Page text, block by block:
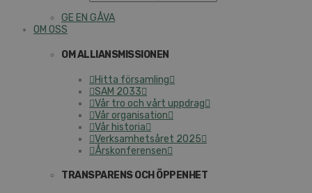
GE EN GÅVA
OM OSS
OM ALLIANSMISSIONEN
Hitta församling
SAM 2033
Vår tro och vårt uppdrag
Vår organisation
Vår historia
Verksamhetsåret 2025
Årskonferensen
TRANSPARENS OCH ÖPPENHET